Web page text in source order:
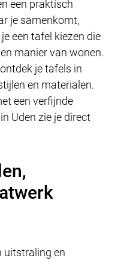
een praktisch
je samenkomt,
een tafel kiezen die
manier van wonen.
je tafels in
en materialen.
een verfijnde
Uden zie je direct
uitstraling en